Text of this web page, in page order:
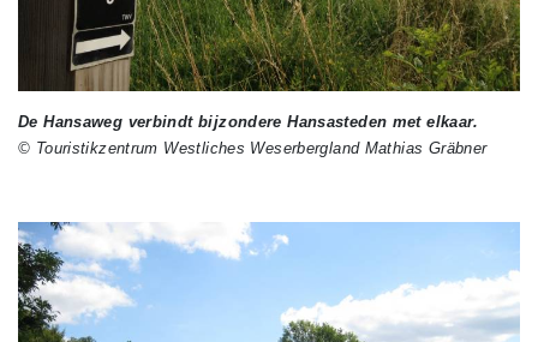
De Hansaweg verbindt bijzondere Hansasteden met elkaar.
© Touristikzentrum Westliches Weserbergland Mathias Gräbner